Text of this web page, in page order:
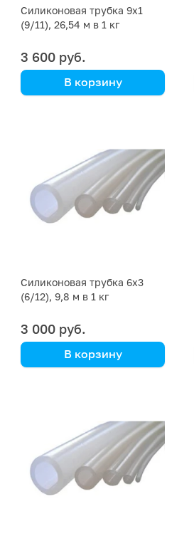
Силиконовая трубка 9х1
(9/11), 26,54 м в 1 кг
3 600 руб.
В корзину
Силиконовая трубка 6х3
(6/12), 9,8 м в 1 кг
3 000 руб.
В корзину